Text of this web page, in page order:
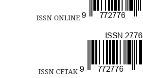
ISSN ONLINE
ISSN CETAK